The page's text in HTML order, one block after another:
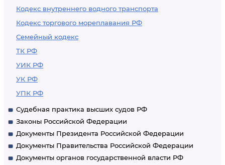
Кодекс внутреннего водного транспорта
Кодекс торгового мореплавания РФ
Семейный кодекс
ТК РФ
УИК РФ
УК РФ
УПК РФ
Судебная практика высших судов РФ
Законы Российской Федерации
Документы Президента Российской Федерации
Документы Правительства Российской Федерации
Документы органов государственной власти РФ